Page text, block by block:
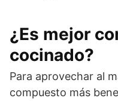
¿Es mejor
cocinado?
Para aprovechar al
compuesto más